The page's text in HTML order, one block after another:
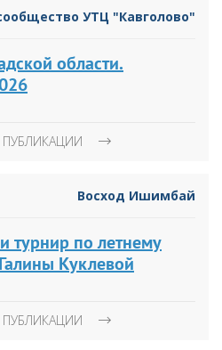
УТЦ "Кавголово"
области.
ПУБЛИКАЦИИ
Восход Ишимбай
турнир по летнему
Куклевой
ПУБЛИКАЦИИ